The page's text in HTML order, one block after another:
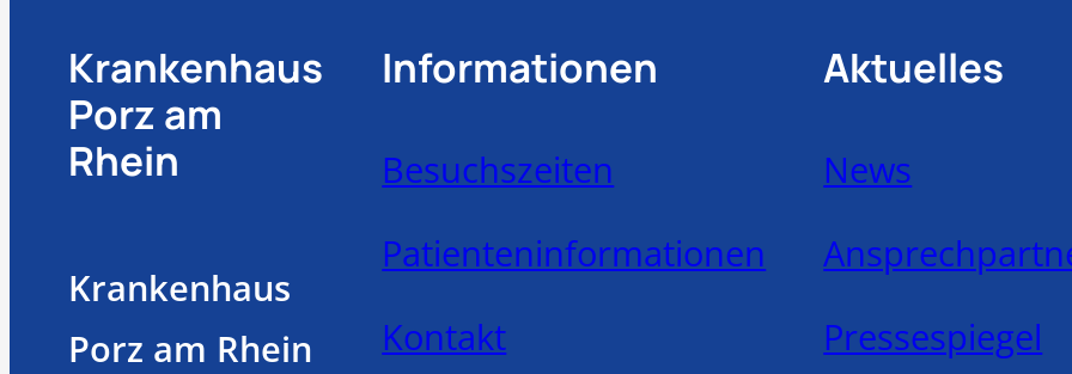
Krankenhaus
Porz am
Rhein
Krankenhaus
Porz am Rhein
Informationen
Besuchszeiten
Patienteninformationen
Kontakt
Aktuelles
News
Pressespiegel